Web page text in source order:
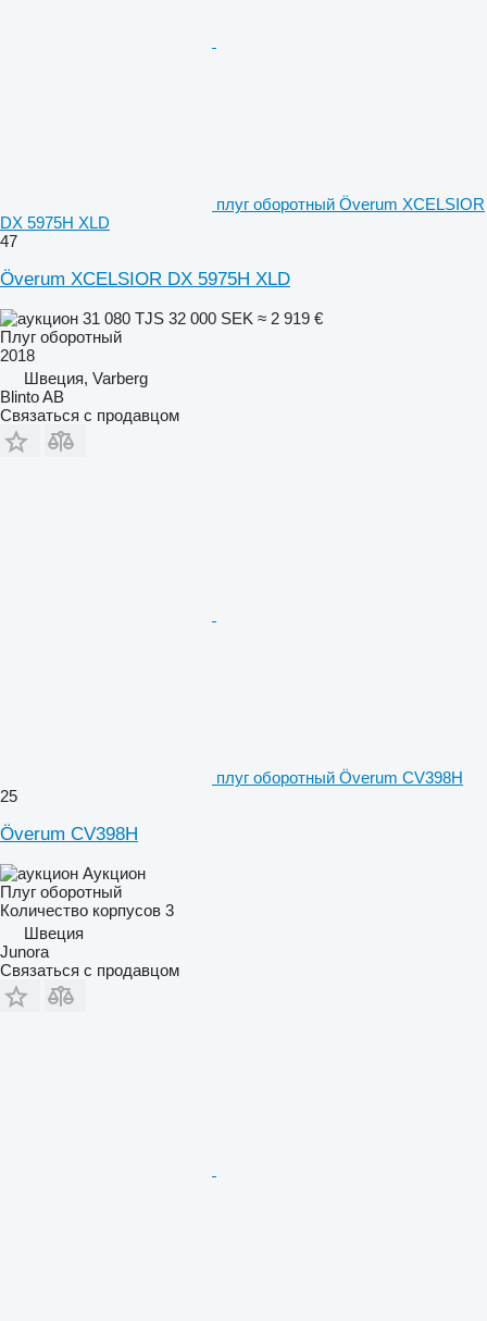
плуг оборотный Överum XCELSIOR
DX 5975H XLD
47
Överum XCELSIOR DX 5975H XLD
31 080 TJS 32 000 SEK ≈ 2 919 €
Плуг оборотный
2018
Швеция, Varberg
Blinto AB
Связаться с продавцом
плуг оборотный Överum CV398H
25
Överum CV398H
Аукцион
Плуг оборотный
Количество корпусов 3
Швеция
Junora
Связаться с продавцом